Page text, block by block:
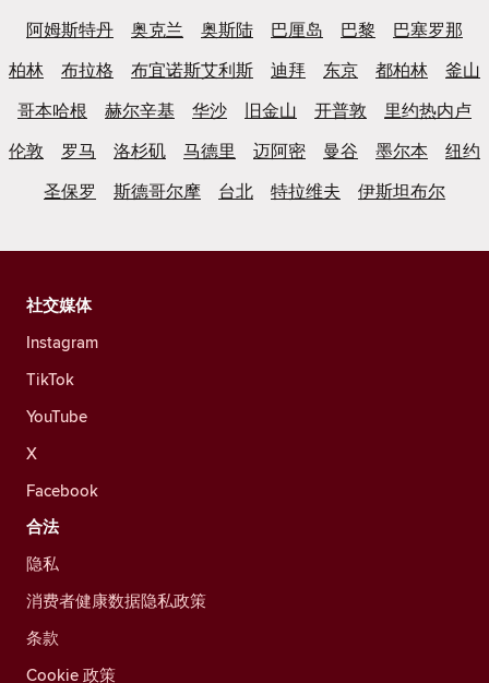
阿姆斯特丹 奥克兰 奥斯陆 巴厘岛 巴黎
巴塞罗那
柏林
布拉格 布宜诺斯艾利斯 迪拜 东京 都柏林
釜山
哥本哈根
赫尔辛基 华沙 旧金山 开普敦
里约热内卢
伦敦
罗马 洛杉矶 马德里 迈阿密 曼谷 墨尔本
纽约
圣保罗
斯德哥尔摩 台北 特拉维夫 伊斯坦布尔
社交媒体
Instagram
TikTok
YouTube
X
Facebook
合法
隐私
消费者健康数据隐私政策
条款
Cookie 政策